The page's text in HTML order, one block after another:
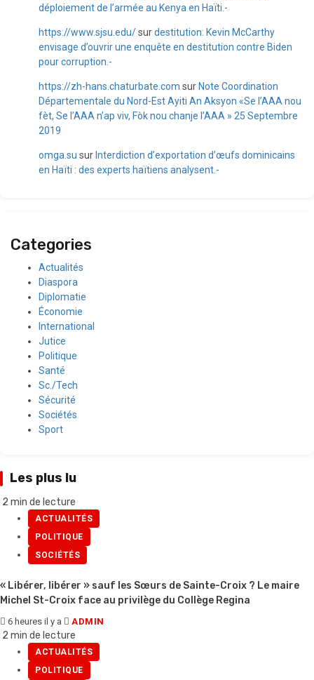
déploiement de l’armée au Kenya en Haïti.-
https://www.sjsu.edu/surdestitution: Kevin McCarthy
envisage d’ouvrir une enquête en destitution contre Biden
pour corruption.-
https://zh-hans.chaturbate.com sur Note Coordination
Départementale du Nord-Est Ayiti An Aksyon «Se l’AAA nou
fèt, Se l’AAA n’ap viv, Fòk nou chanje l’AAA » 25 Septembre
2019
omga.su sur Interdiction d’exportation d’œufs dominicains
en Haïti : des experts haïtiens analysent.-
Categories
Actualités
Diaspora
Diplomatie
Économie
International
Jutice
Politique
Santé
Sc./Tech
Sécurité
Sociétés
Sport
Les plus lu
2 min de lecture
ACTUALITÉS
POLITIQUE
SOCIÉTÉS
« Libérer, libérer » sauf les Sœurs de Sainte-Croix ? Le maire
Michel St-Croix face au privilège du Collège Regina
6 heures il y a ADMIN
2 min de lecture
ACTUALITÉS
POLITIQUE